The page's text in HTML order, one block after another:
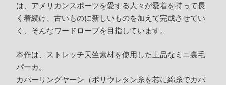
は、アメリカンスポーツを愛する人々が愛着を持って長
く着続け、古いものに新しいものを加えて完成させてい
く、そんなワードローブを目指しています。
本作は、ストレッチ天竺素材を使用した上品なミニ裏毛
パーカ。
カバーリングヤーン（ポリウレタン糸を芯に綿糸でカバ